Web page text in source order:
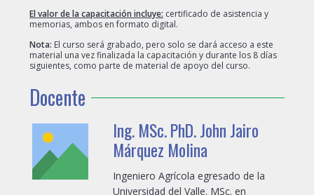
El valor de la capacitación incluye: certificado de asistencia y
memorias, ambos en formato digital.
Nota: El curso será grabado, pero solo se dará acceso a este
material una vez finalizada la capacitación y durante los 8 días
siguientes, como parte de material de apoyo del curso.
Docente
Ing. MSc. PhD. John Jairo
Márquez Molina
Ingeniero Agrícola egresado de la
Universidad del Valle. MSc. en